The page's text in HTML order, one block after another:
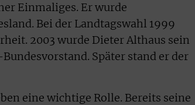
Einmaliges. Er wurde
Bei der Landtagswahl 1999
2003 wurde Dieter Althaus sein
Später stand er der
eine wichtige Rolle. Bereits seine